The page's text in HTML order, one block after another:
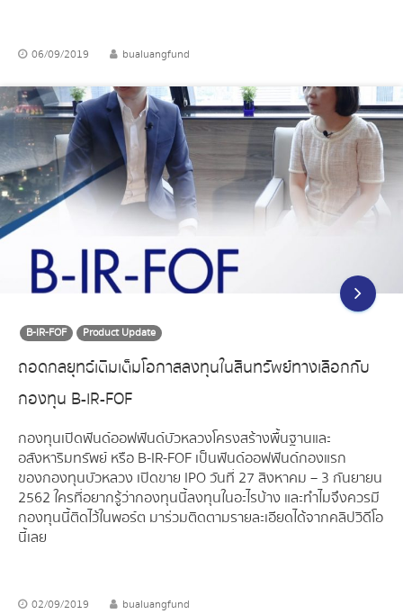
06/09/2019 bualuangfund
B-IR-FOF Product Update
ถอดกลยุทธ์เติมเต็มโอกาสลงทุนในสินทรัพย์ทางเลือกกับ
กองทุน B-IR-FOF
กองทุนเปิดฟันด์ออฟฟันด์บัวหลวงโครงสร้างพื้นฐานและ
อสังหาริมทรัพย์ หรือ B-IR-FOF เป็นฟันด์ออฟฟันด์กองแรก
ของกองทุนบัวหลวง เปิดขาย IPO วันที่ 27 สิงหาคม – 3 กันยายน
2562 ใครที่อยากรู้ว่ากองทุนนี้ลงทุนในอะไรบ้าง และทำไมจึงควรมี
กองทุนนี้ติดไว้ในพอร์ต มาร่วมติดตามรายละเอียดได้จากคลิปวิดีโอ
นี้เลย
02/09/2019 bualuangfund